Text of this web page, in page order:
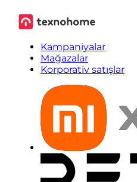
Kampaniyalar
Mağazalar
Korporativ satışlar